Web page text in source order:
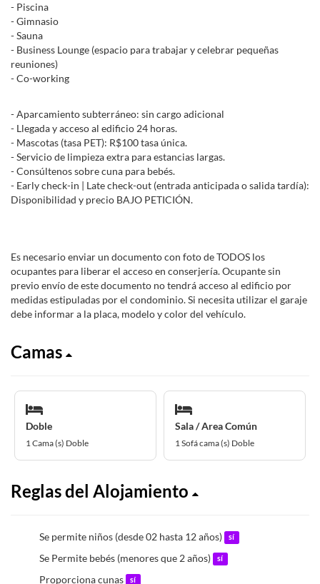
- Piscina
- Gimnasio
- Sauna
- Business Lounge (espacio para trabajar y celebrar pequeñas
reuniones)
- Co-working
- Aparcamiento subterráneo: sin cargo adicional
- Llegada y acceso al edificio 24 horas.
- Mascotas (tasa PET): R$100 tasa única.
- Servicio de limpieza extra para estancias largas.
- Consúltenos sobre cuna para bebés.
- Early check-in | Late check-out (entrada anticipada o salida tardía):
Disponibilidad y precio BAJO PETICIÓN.
Es necesario enviar un documento con foto de TODOS los
ocupantes para liberar el acceso en conserjería. Ocupante sin
previo envío de este documento no tendrá acceso al edificio por
medidas estipuladas por el condominio. Si necesita utilizar el garaje
debe informar a la placa, modelo y color del vehículo.
Camas
Doble
1 Cama (s) Doble
Sala / Area Común
1 Sofá cama (s) Doble
Reglas del Alojamiento
Se permite niños (desde 02 hasta 12 años) sí
Se Permite bebés (menores que 2 años) sí
Proporciona cunas sí